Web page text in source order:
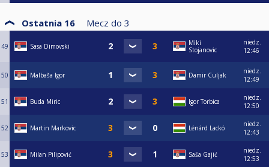
Ostatnia 16 Mecz do 3
49 Sasa Dimovski
Miki
Stojanovic
niedz.
12:46
50 Malbaša Igor Damir Culjak
niedz.
12:49
51 Buda Miric Igor Torbica
niedz.
12:50
52 Martin Markovic Lénárd Lackó
niedz.
12:43
53 Milan Pilipović Saša Gajić
niedz.
12:53